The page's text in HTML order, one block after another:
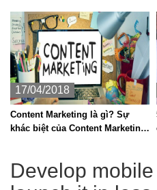
17/04/2018
Content Marketing là gì? Sự
khác biệt của Content Marketing
Develop